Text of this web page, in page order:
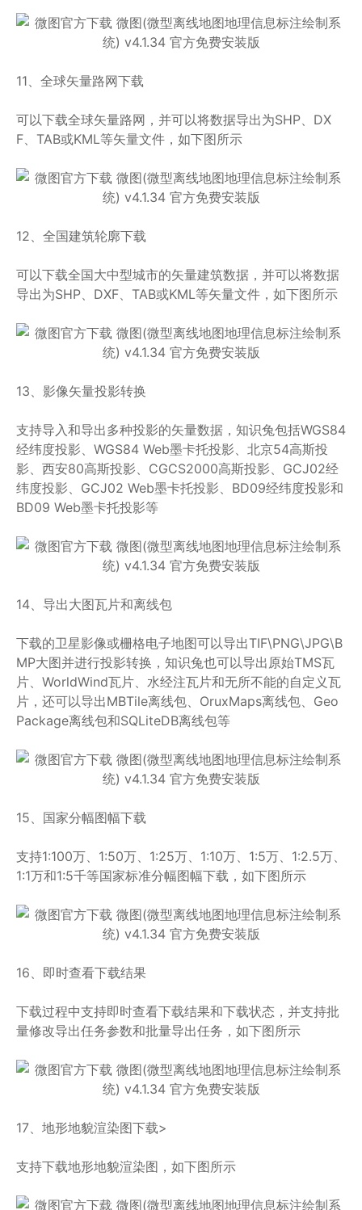
11、全球矢量路网下载
可以下载全球矢量路网，并可以将数据导出为SHP、DX
F、TAB或KML等矢量文件，如下图所示
12、全国建筑轮廓下载
可以下载全国大中型城市的矢量建筑数据，并可以将数据
导出为SHP、DXF、TAB或KML等矢量文件，如下图所示
13、影像矢量投影转换
支持导入和导出多种投影的矢量数据，知识兔包括WGS84
经纬度投影、WGS84 Web墨卡托投影、北京54高斯投
影、西安80高斯投影、CGCS2000高斯投影、GCJ02经
纬度投影、GCJ02 Web墨卡托投影、BD09经纬度投影和
BD09 Web墨卡托投影等
14、导出大图瓦片和离线包
下载的卫星影像或栅格电子地图可以导出TIF\PNG\JPG\B
MP大图并进行投影转换，知识兔也可以导出原始TMS瓦
片、WorldWind瓦片、水经注瓦片和无所不能的自定义瓦
片，还可以导出MBTile离线包、OruxMaps离线包、Geo
Package离线包和SQLiteDB离线包等
15、国家分幅图幅下载
支持1:100万、1:50万、1:25万、1:10万、1:5万、1:2.5万、
1:1万和1:5千等国家标准分幅图幅下载，如下图所示
16、即时查看下载结果
下载过程中支持即时查看下载结果和下载状态，并支持批
量修改导出任务参数和批量导出任务，如下图所示
17、地形地貌渲染图下载>
支持下载地形地貌渲染图，如下图所示